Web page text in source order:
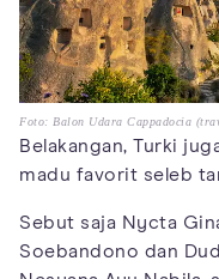
Foto: Balon Udara Cappadocia
Belakangan, Turki
madu favorit seleb
Sebut saja Nycta
Soebandono dan